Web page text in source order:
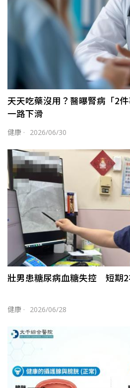
天天吃藥沒用？醫曝腎病「2
一路下滑
健康 · 2026/06/30
壯男患糖尿病血糖失控 短期2
健康 · 2026/06/28